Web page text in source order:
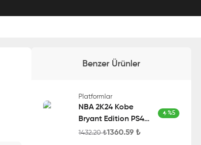
Benzer Ürünler
Platformlar
NBA 2K24 Kobe
Bryant Edition PS4
Account
%5
1432.20₺1360.59 ₺